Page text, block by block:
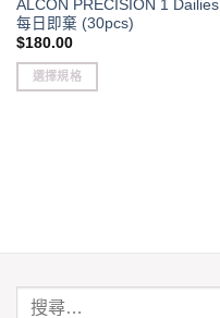
ALCON PRECISION 1 Dailies
每日即棄 (30pcs)
$180.00
選擇規格
be
chosen